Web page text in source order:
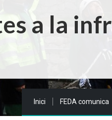
a la
Sou a:
Inici FEDA comunica